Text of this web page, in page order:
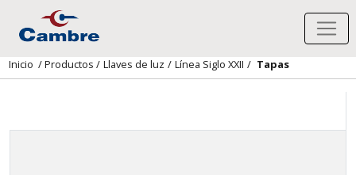
Inicio /Productos / Llaves de luz / Línea Siglo XXII / Tapas